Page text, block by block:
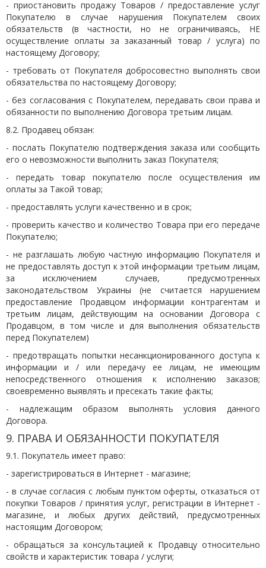
- приостановить продажу Товаров / предоставление услуг
Покупателю в случае нарушения Покупателем своих
обязательств (в частности, но не ограничиваясь, НЕ
осуществление оплаты за заказанный товар / услуга) по
настоящему Договору;
- требовать от Покупателя добросовестно выполнять свои
обязательства по настоящему Договору;
- без согласования с Покупателем, передавать свои права и
обязанности по выполнению Договора третьим лицам.
8.2. Продавец обязан:
- послать Покупателю подтверждения заказа или сообщить
его о невозможности выполнить заказ Покупателя;
- передать товар покупателю после осуществления им
оплаты за Такой товар;
- предоставлять услуги качественно и в срок;
- проверить качество и количество Товара при его передаче
Покупателю;
- не разглашать любую частную информацию Покупателя и
не предоставлять доступ к этой информации третьим лицам,
за исключением случаев, предусмотренных
законодательством Украины (не считается нарушением
предоставление Продавцом информации контрагентам и
третьим лицам, действующим на основании Договора с
Продавцом, в том числе и для выполнения обязательств
перед Покупателем)
- предотвращать попытки несанкционированного доступа к
информации и / или передачу ее лицам, не имеющим
непосредственного отношения к исполнению заказов;
своевременно выявлять и пресекать такие факты;
- надлежащим образом выполнять условия данного
Договора.
9. ПРАВА И ОБЯЗАННОСТИ ПОКУПАТЕЛЯ
9.1. Покупатель имеет право:
- зарегистрироваться в Интернет - магазине;
- в случае согласия с любым пунктом оферты, отказаться от
покупки Товаров / принятия услуг, регистрации в Интернет -
магазине, и любых других действий, предусмотренных
настоящим Договором;
- обращаться за консультацией к Продавцу относительно
свойств и характеристик товара / услуги;